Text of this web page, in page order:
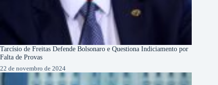
Tarcísio de Freitas Defende Bolsonaro e Questiona Indiciamento por
Falta de Provas
22 de novembro de 2024